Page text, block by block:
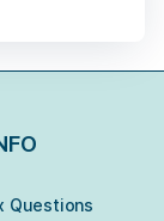
Questions